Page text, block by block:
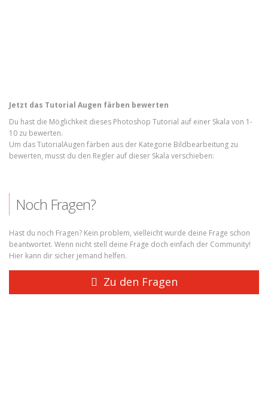
Jetzt das Tutorial Augen färben bewerten
Du hast die Möglichkeit dieses Photoshop Tutorial auf einer Skala von 1-
10 zu bewerten.
Um das TutorialAugen färben aus der Kategorie Bildbearbeitung zu
bewerten, musst du den Regler auf dieser Skala verschieben:
Noch Fragen?
Hast du noch Fragen? Kein problem, vielleicht wurde deine Frage schon
beantwortet. Wenn nicht stell deine Frage doch einfach der Community!
Hier kann dir sicher jemand helfen.
Zu den Fragen